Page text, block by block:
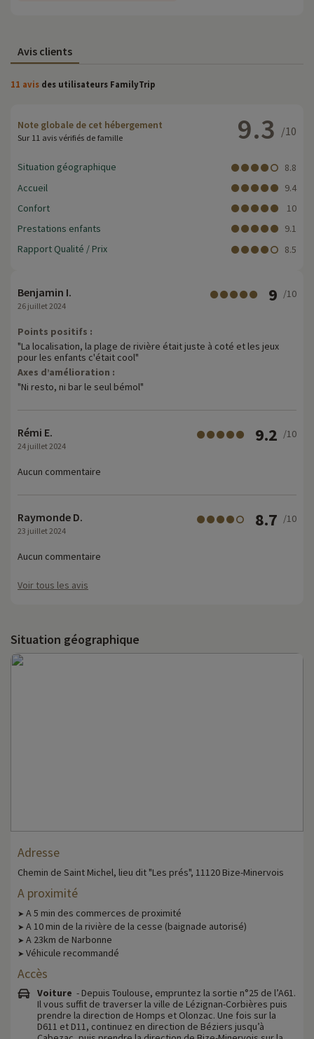
Avis clients
11 avis des utilisateurs FamilyTrip
Note globale de cet hébergement
Sur 11 avis vérifiés de famille 9.3 /10
Situation géographique
8.8
Accueil
9.4
Confort
10
Prestations enfants
9.1
Rapport Qualité / Prix
8.5
Benjamin I.
26 juillet 2024
9 /10
Points positifs :
"La localisation, la plage de rivière était juste à coté et les jeux
pour les enfants c'était cool"
Axes d’amélioration :
"Ni resto, ni bar le seul bémol"
Rémi E.
24 juillet 2024
9.2 /10
Aucun commentaire
Raymonde D.
23 juillet 2024
8.7 /10
Aucun commentaire
Voir tous les avis
Situation géographique
Adresse
Chemin de Saint Michel, lieu dit "Les prés", 11120 Bize-Minervois
A proximité
➤ A 5 min des commerces de proximité
➤ A 10 min de la rivière de la cesse (baignade autorisé)
➤ A 23km de Narbonne
➤ Véhicule recommandé
Accès
Voiture - Depuis Toulouse, empruntez la sortie n°25 de l’A61.
Il vous suffit de traverser la ville de Lézignan-Corbières puis
prendre la direction de Homps et Olonzac. Une fois sur la
D611 et D11, continuez en direction de Béziers jusqu’à